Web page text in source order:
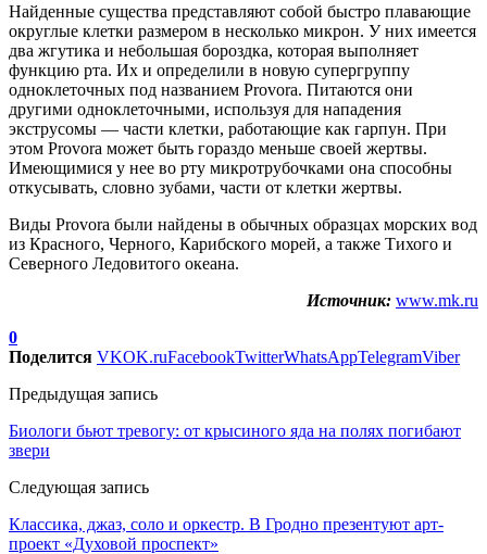
Найденные существа представляют собой быстро плавающие
округлые клетки размером в несколько микрон. У них имеется
два жгутика и небольшая бороздка, которая выполняет
функцию рта. Их и определили в новую супергруппу
одноклеточных под названием Provora. Питаются они
другими одноклеточными, используя для нападения
экструсомы — части клетки, работающие как гарпун. При
этом Provora может быть гораздо меньше своей жертвы.
Имеющимися у нее во рту микротрубочками она способны
откусывать, словно зубами, части от клетки жертвы.
Виды Provora были найдены в обычных образцах морских вод
из Красного, Черного, Карибского морей, а также Тихого и
Северного Ледовитого океана.
Источник: www.mk.ru
0
Поделится VKOK.ruFacebookTwitterWhatsAppTelegramViber
Предыдущая запись
Биологи бьют тревогу: от крысиного яда на полях погибают
звери
Следующая запись
Классика, джаз, соло и оркестр. В Гродно презентуют арт-
проект «Духовой проспект»